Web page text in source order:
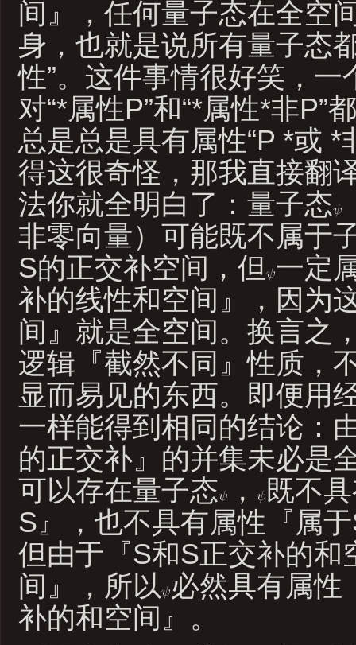
间』，任何量子态在全空
身，也就是说所有量子态
性”。这件事情很好笑，一
对“*属性P”和“*属性*非P”
总是总是具有属性“P *或 *
得这很奇怪，那我直接翻
法你就全明白了：量子态
非零向量）可能既不属于
S的正交补空间，但 一定
补的线性和空间』，因为
间』就是全空间。换言之
逻辑『截然不同』性质，
显而易见的东西。即便用
一样能得到相同的结论：
的正交补』的并集未必是
可以存在量子态
，
既不
S』，也不具有属性『属
但由于『S和S正交补的和
间』，所以 必然具有属性
补的和空间』。